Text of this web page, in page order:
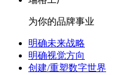
为你的品牌事业
明确未来战略
明确视觉方向
创建/重塑数字世界